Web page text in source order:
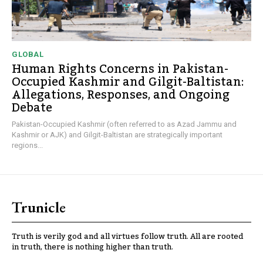
GLOBAL
Human Rights Concerns in Pakistan-
Occupied Kashmir and Gilgit-Baltistan:
Allegations, Responses, and Ongoing
Debate
Pakistan-Occupied Kashmir (often referred to as Azad Jammu and
Kashmir or AJK) and Gilgit-Baltistan are strategically important
regions...
Trunicle
Truth is verily god and all virtues follow truth. All are rooted
in truth, there is nothing higher than truth.